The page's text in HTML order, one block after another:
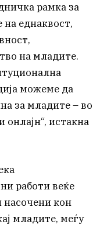
рамка за
на еднаквост,
на младите.
можеме да
за младите – во
истакна
работи веќе
насочени кон
младите, меѓу